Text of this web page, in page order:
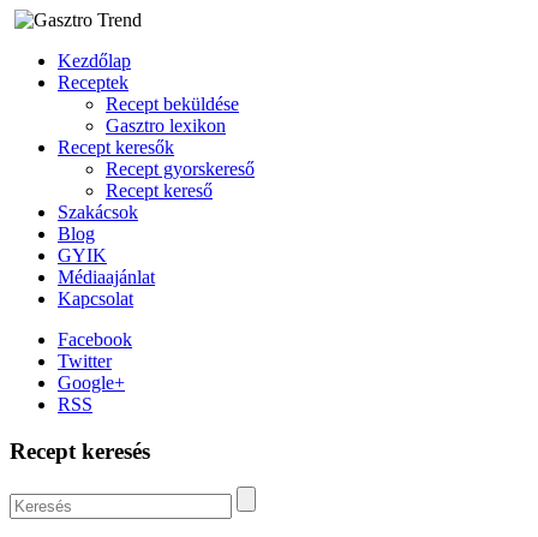
Kezdőlap
Receptek
Recept beküldése
Gasztro lexikon
Recept keresők
Recept gyorskereső
Recept kereső
Szakácsok
Blog
GYIK
Médiaajánlat
Kapcsolat
Facebook
Twitter
Google+
RSS
Recept keresés